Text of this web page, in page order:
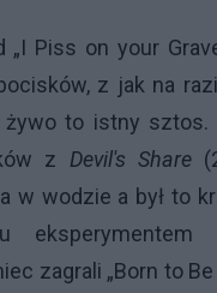
„I Piss on your
z jak na
żywo to istny
z Devil's Share
w wodzie a był to
eksperymentem
zagrali „Born to